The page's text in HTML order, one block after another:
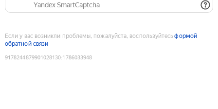
Yandex SmartCaptcha
Если у вас возникли проблемы, пожалуйста, воспользуйтесьформой
обратной связи
9178244879901028130:1786033948